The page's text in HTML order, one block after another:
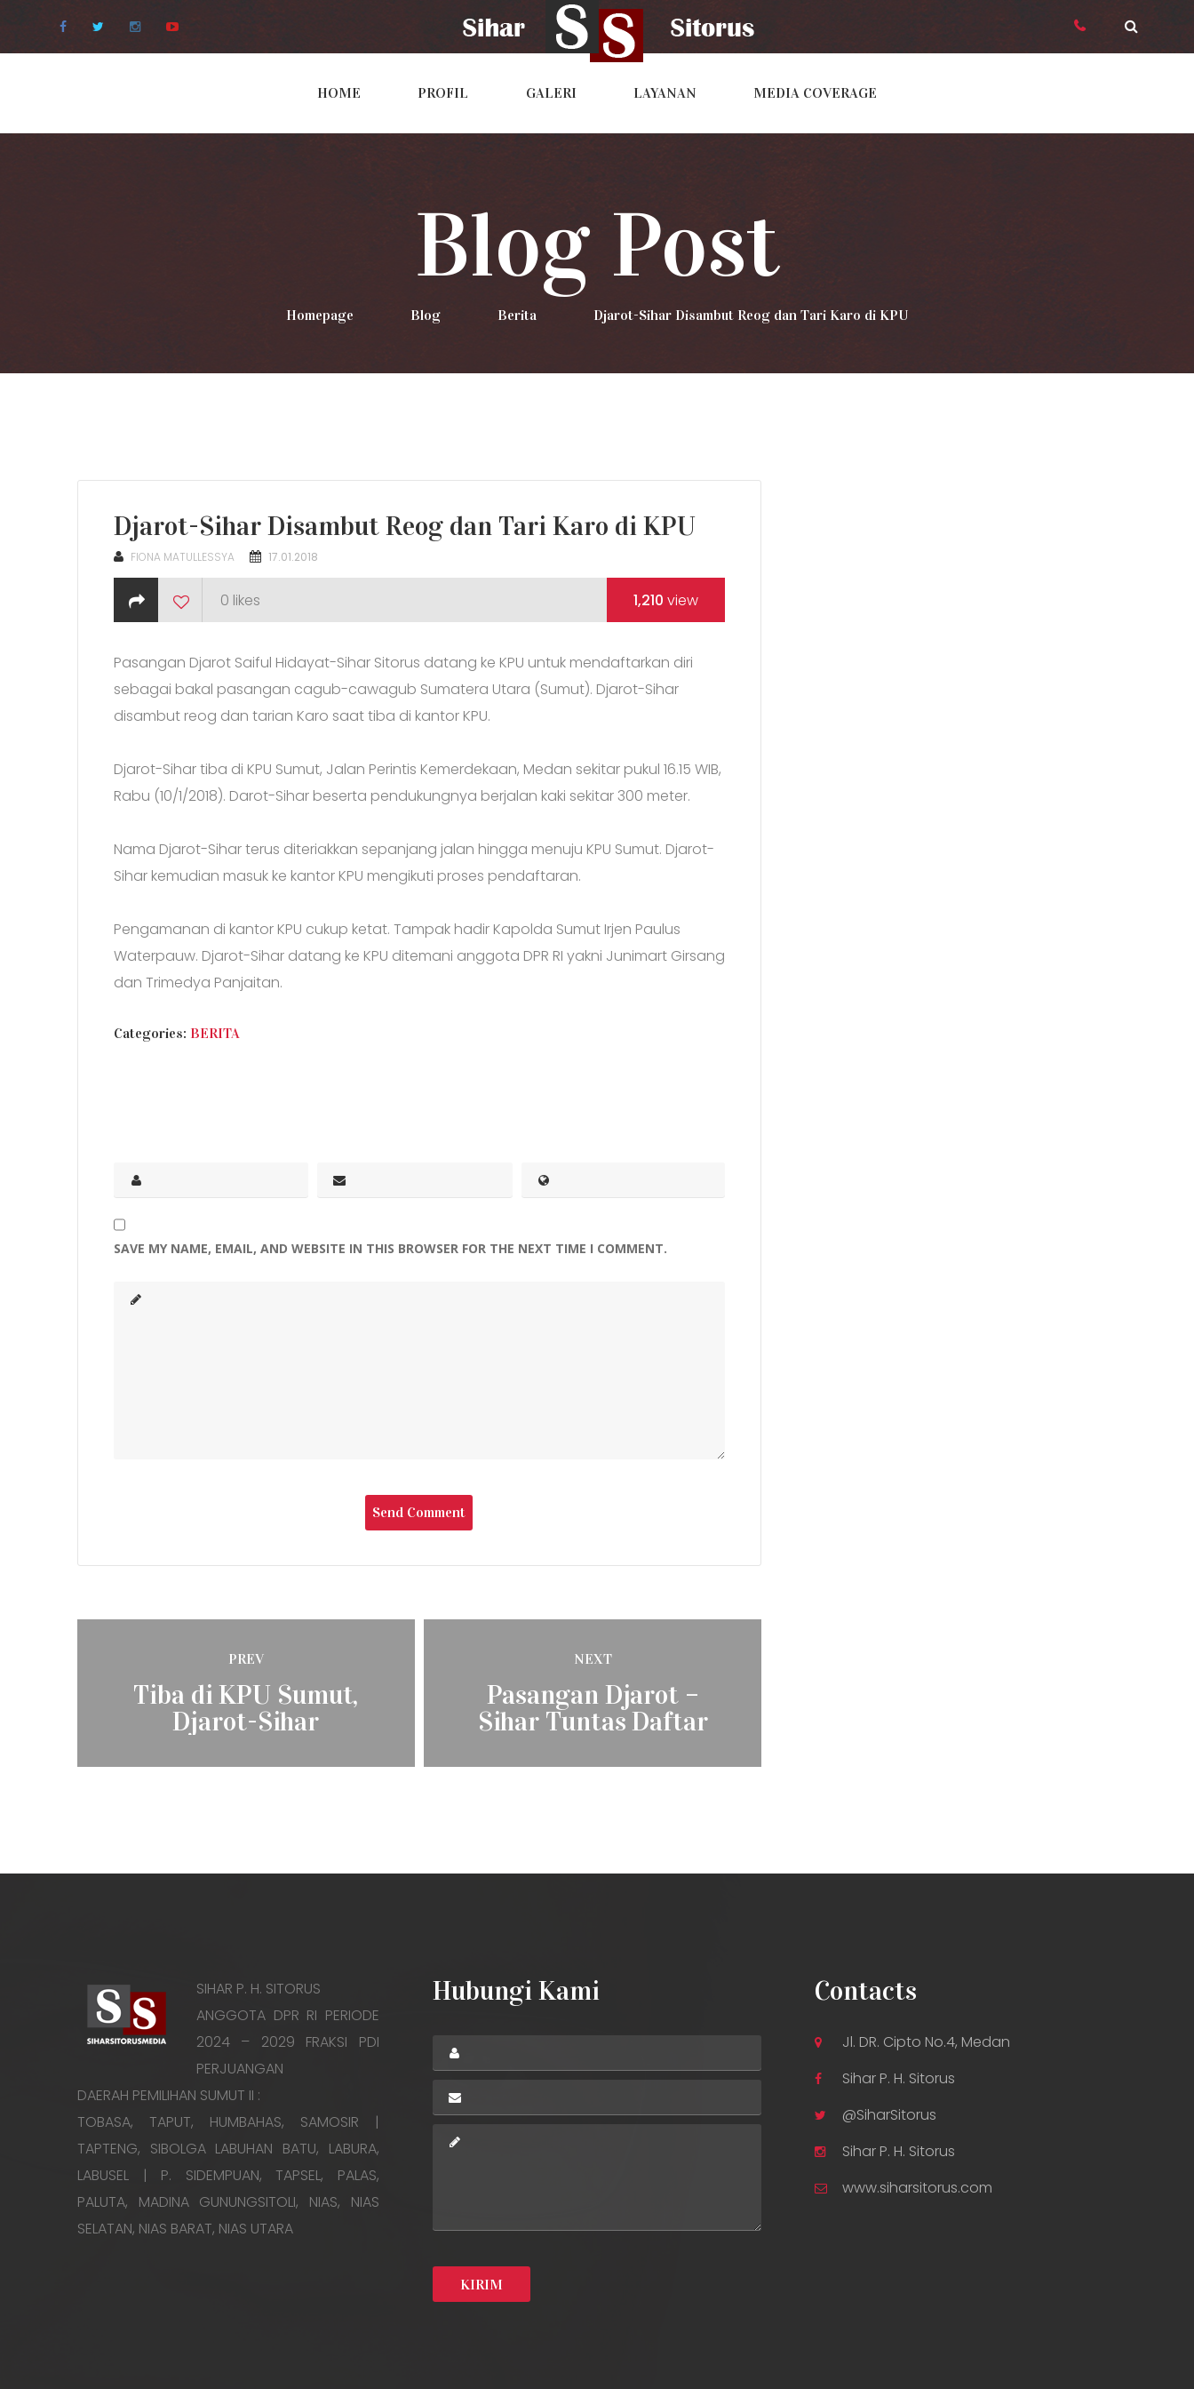
HOME PROFIL GALERI LAYANAN MEDIA COVERAGE
Blog Post
Homepage Blog Berita Djarot-Sihar Disambut Reog dan Tari Karo di KPU
Djarot-Sihar Disambut Reog dan Tari Karo di KPU
FIONA MATULLESSYA
POSTED
17.01.2018
0 likes 1,210 view
Pasangan Djarot Saiful Hidayat-Sihar Sitorus datang ke KPU untuk mendaftarkan diri
sebagai bakal pasangan cagub-cawagub Sumatera Utara (Sumut). Djarot-Sihar
disambut reog dan tarian Karo saat tiba di kantor KPU.
Djarot-Sihar tiba di KPU Sumut, Jalan Perintis Kemerdekaan, Medan sekitar pukul 16.15 WIB,
Rabu (10/1/2018). Darot-Sihar beserta pendukungnya berjalan kaki sekitar 300 meter.
Nama Djarot-Sihar terus diteriakkan sepanjang jalan hingga menuju KPU Sumut. Djarot-
Sihar kemudian masuk ke kantor KPU mengikuti proses pendaftaran.
Pengamanan di kantor KPU cukup ketat. Tampak hadir Kapolda Sumut Irjen Paulus
Waterpauw. Djarot-Sihar datang ke KPU ditemani anggota DPR RI yakni Junimart Girsang
dan Trimedya Panjaitan.
CATEGORIES
Categories: BERITA
SAVE MY NAME, EMAIL, AND WEBSITE IN THIS BROWSER FOR THE NEXT TIME I COMMENT.
navigation
PREV
post:Tiba di KPU Sumut,
Djarot-Sihar
NEXT
post:Pasangan Djarot –
Sihar Tuntas Daftar
SIHAR P. H. SITORUS
ANGGOTA DPR RI PERIODE
2024 – 2029 FRAKSI PDI
PERJUANGAN
DAERAH PEMILIHAN SUMUT II :
TOBASA, TAPUT, HUMBAHAS, SAMOSIR |
TAPTENG, SIBOLGA LABUHAN BATU, LABURA,
LABUSEL | P. SIDEMPUAN, TAPSEL, PALAS,
PALUTA, MADINA GUNUNGSITOLI, NIAS, NIAS
SELATAN, NIAS BARAT, NIAS UTARA
Hubungi Kami Contacts
Jl. DR. Cipto No.4, Medan
Sihar P. H. Sitorus
@SiharSitorus
Sihar P. H. Sitorus
www.siharsitorus.com